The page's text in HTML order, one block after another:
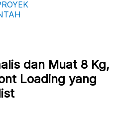
dan Muat 8 Kg,
Loading yang